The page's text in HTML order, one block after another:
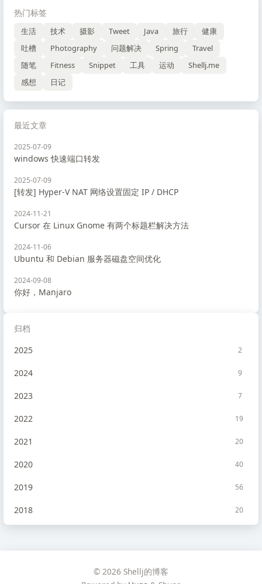
热门标签
生活 技术 摄影 Tweet Java 旅行
健康
吐槽
Photography 问题解决 Spring
Travel
随笔
Fitness Snippet 工具 运动
Shellj.me
感想
日记
最近文章
2025-07-09
windows 快速端口转发
2025-07-09
[转发] Hyper-V NAT 网络设置固定 IP / DHCP
2024-11-21
Cursor 在 Linux Gnome 有两个标题栏解决方法
2024-11-06
Ubuntu 和 Debian 服务器磁盘空间优化
2024-09-08
你好，Manjaro
归档
2025
2
2024 9
2023 7
2022 19
2021 20
2020 40
2019 56
2018 20
© 2026 Shellj的博客